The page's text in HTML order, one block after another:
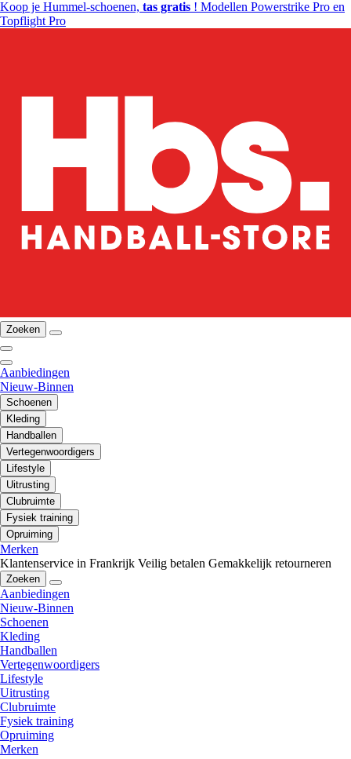
Koop je Hummel-schoenen, tas gratis ! Modellen Powerstrike Pro en
Topflight Pro
Zoeken
Aanbiedingen
Nieuw-Binnen
Schoenen
Kleding
Handballen
Vertegenwoordigers
Lifestyle
Uitrusting
Clubruimte
Fysiek training
Opruiming
Merken
Klantenservice in Frankrijk Veilig betalen Gemakkelijk retourneren
Zoeken
Aanbiedingen
Nieuw-Binnen
Schoenen
Kleding
Handballen
Vertegenwoordigers
Lifestyle
Uitrusting
Clubruimte
Fysiek training
Opruiming
Merken